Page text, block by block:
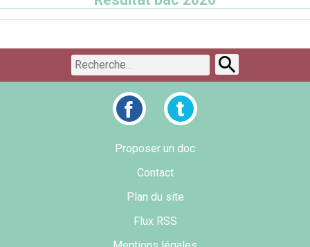
Proposer un doc
Contact
Plan du site
Flux RSS